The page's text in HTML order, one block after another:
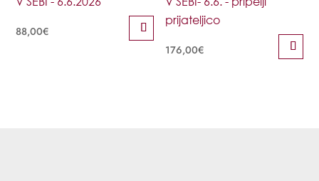
88,00€
176,00€